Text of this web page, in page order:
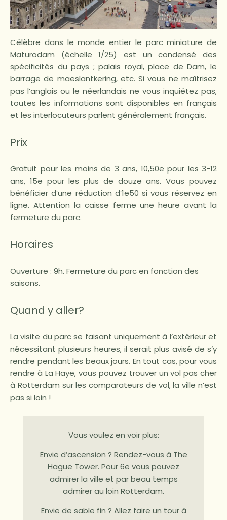
Célèbre dans le monde entier le parc miniature de
Maturodam (échelle 1/25) est un condensé des
spécificités du pays ; palais royal, place de Dam, le
barrage de maeslantkering, etc. Si vous ne maîtrisez
pas l’anglais ou le néerlandais ne vous inquiétez pas,
toutes les informations sont disponibles en français
et les interlocuteurs parlent généralement français.
Prix
Gratuit pour les moins de 3 ans, 10,50e pour les 3-12
ans, 15e pour les plus de douze ans. Vous pouvez
bénéficier d’une réduction d’1e50 si vous réservez en
ligne. Attention la caisse ferme une heure avant la
fermeture du parc.
Horaires
Ouverture : 9h. Fermeture du parc en fonction des
saisons.
Quand y aller?
La visite du parc se faisant uniquement à l’extérieur et
nécessitant plusieurs heures, il serait plus avisé de s’y
rendre pendant les beaux jours. En tout cas, pour vous
rendre à La Haye, vous pouvez trouver un vol pas cher
à Rotterdam sur les comparateurs de vol, la ville n’est
pas si loin !
Vous voulez en voir plus:
Envie d’ascension ? Rendez-vous à The
Hague Tower. Pour 6e vous pouvez
admirer la ville et par beau temps
admirer au loin Rotterdam.
Envie de sable fin ? Allez faire un tour à